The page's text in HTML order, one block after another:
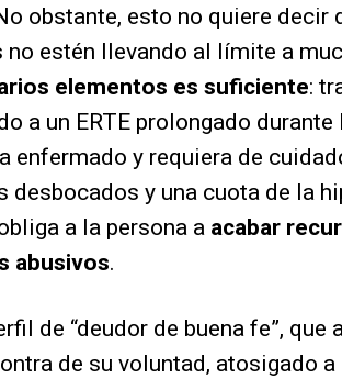
obstante, esto no quiere decir
no estén llevando al límite a
elementos es suficiente:
a un ERTE prolongado durante
enfermado y requiera de
desbocados y una cuota de la
a la persona a acabar
abusivos.
de “deudor de buena fe”, que
de su voluntad, atosigado